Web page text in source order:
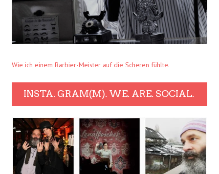
Wie ich einem Barbier-Meister auf die Scheren fühlte.
INSTA. GRAM(M). WE. ARE. SOCIAL.